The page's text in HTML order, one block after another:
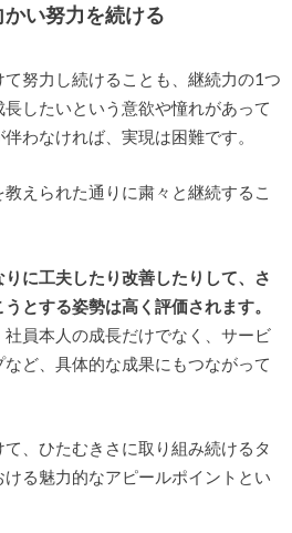
い努力を続ける
努力し続けることも、継続力の1つ
したいという意欲や憧れがあって
わなければ、実現は困難です。
えられた通りに粛々と継続するこ
に工夫したり改善したりして、さ
とする姿勢は高く評価されます。
員本人の成長だけでなく、サービ
ど、具体的な成果にもつながって
、ひたむきさに取り組み続けるタ
る魅力的なアピールポイントとい